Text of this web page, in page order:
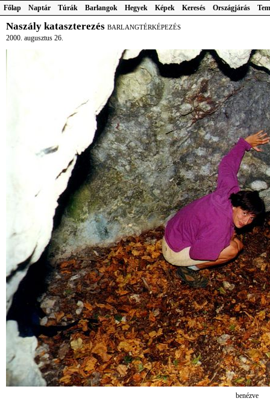
Főlap Naptár Túrák Barlangok Hegyek Képek Keresés Országjárás
Naszály kataszterezés BARLANGTÉRKÉPEZÉS
2000. augusztus 26.
benézve